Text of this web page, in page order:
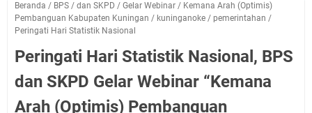
Kecamatan Sindangagung
Embun Pagi Jumat 8 Agustus 2026: Jika Keberkahan
Kelaparan Meskipun Memiliki Sekarung Penuh Uang
Salat Lima Waktu itu Bukan Cuma Kewajiban, Tapi
Beranda / BPS / dan SKPD / Gelar Webinar / Kemana Arah (Optimis)
Pembanguan Kabupaten Kuningan / kuninganoke / pemerintahan /
Peringati Hari Statistik Nasional
Peringati Hari Statistik Nasional, BPS
dan SKPD Gelar Webinar “Kemana
Arah (Optimis) Pembanguan